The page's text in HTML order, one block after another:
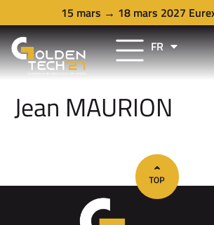
15 mars → 18 mars 2027
FR
EN
Jean MAURION